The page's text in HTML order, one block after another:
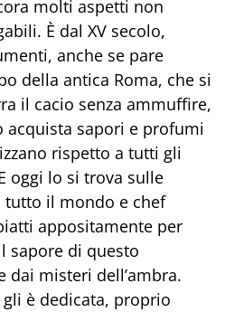
molti aspetti non
È dal XV secolo,
anche se pare
della antica Roma, che si
il cacio senza ammuffire,
acquista sapori e profumi
rispetto a tutti gli
oggi lo si trova sulle
il mondo e chef
appositamente per
sapore di questo
dai misteri dell’ambra.
è dedicata, proprio